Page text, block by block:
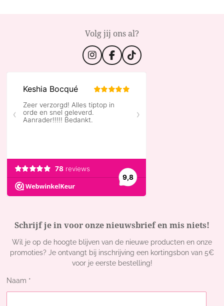
Volg jij ons al?
I
n
t
a
g
r
a
F
a
e
b
o
T
i
Schrijf je in voor onze nieuwsbrief en mis niets!
Wil je op de hoogte blijven van de nieuwe producten en onze
promoties? Je ontvangt bij inschrijving een kortingsbon van 5€
voor je eerste bestelling!
Naam *